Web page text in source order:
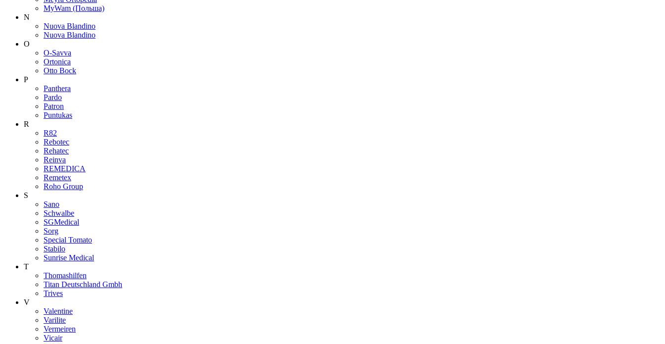
MyWam (Польша)
N
Nuova Blandino
Nuova Blandino
O
O-Savva
Ortonica
Otto Bock
P
Panthera
Pardo
Patron
Puntukas
R
R82
Rebotec
Rehatec
Reinva
REMEDICA
Remetex
Roho Group
S
Sano
Schwalbe
SGMedical
Sorg
Special Tomato
Stabilo
Sunrise Medical
T
Thomashilfen
Titan Deutschland Gmbh
Trives
V
Valentine
Varilite
Vermeiren
Vicair